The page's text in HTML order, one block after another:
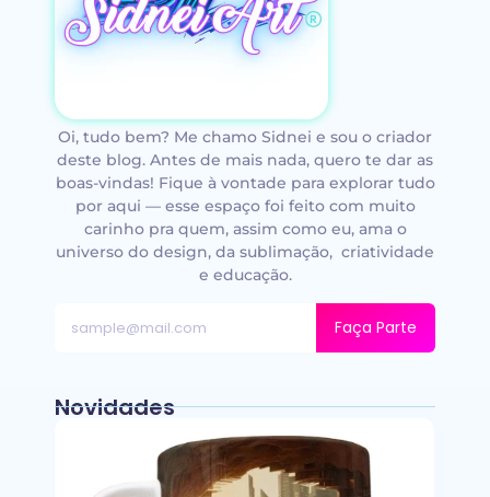
Oi, tudo bem? Me chamo Sidnei e sou o criador
deste blog. Antes de mais nada, quero te dar as
boas-vindas! Fique à vontade para explorar tudo
por aqui — esse espaço foi feito com muito
carinho pra quem, assim como eu, ama o
universo do design, da sublimação, criatividade
e educação.
Faça Parte
Novidades